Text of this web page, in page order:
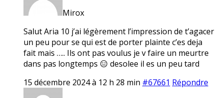
Mirox
Salut Aria 10 j’ai légèrement l’impression de t’agacer
un peu pour se qui est de porter plainte c’es deja
fait mais ….. Ils ont pas voulus je v faire un meurtre
dans pas longtemps 😑 desolee il es un peu tard
15 décembre 2024 à 12 h 28 min #67661 Répondre